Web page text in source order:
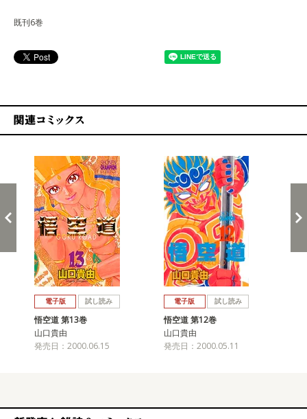
既刊6巻
電子版 試し読み
悟空道 第13巻
山口貴由
発売日：2000.06.15
電子版 試し読み
悟空道 第12巻
山口貴由
発売日：2000.05.11